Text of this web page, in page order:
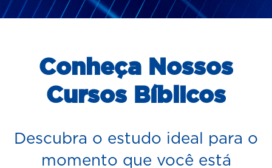
Conheça Nossos
Cursos Bíblicos
Descubra o estudo ideal para o
momento que você está